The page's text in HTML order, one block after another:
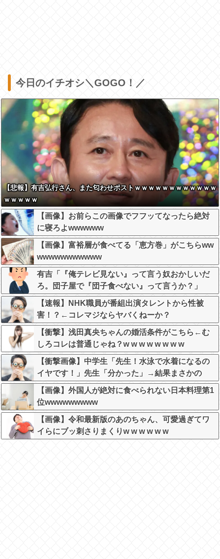
今日のイチオシ＼GOGO！／
【悲報】有吉弘行さん、また匂わせポストｗｗｗｗｗｗｗｗｗｗｗｗ
ｗｗｗｗｗ
【画像】お前らこの画像でフフッてなったら絶対
に寝ろよwwwwww
【画像】富裕層が食べてる「恵方巻」がこちらww
wwwwwwwwwww
有吉「『俺テレビ見ない』って言う奴おかしいだ
ろ。団子屋で『団子食べない』って言うか？」
【速報】NHK職員が番組出演タレントから性被
害！？←コレマジならヤバくねーか？
【衝撃】浅田真央ちゃんの婚活条件がこちら←む
しろコレは普通じゃね？w w w w w w w w
【衝撃画像】中学生「先生！水泳で水着になるの
イヤです！」先生「分かった」→結果まさかの
『こう』なってしまうw w w w w w w
【画像】外国人が絶対に食べられない日本料理第1
位wwwwwwwww
【画像】令和最新版のあのちゃん、可愛過ぎてワ
イらにブッ刺さりまくりw w w w w w